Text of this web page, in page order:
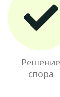
Решение
спора